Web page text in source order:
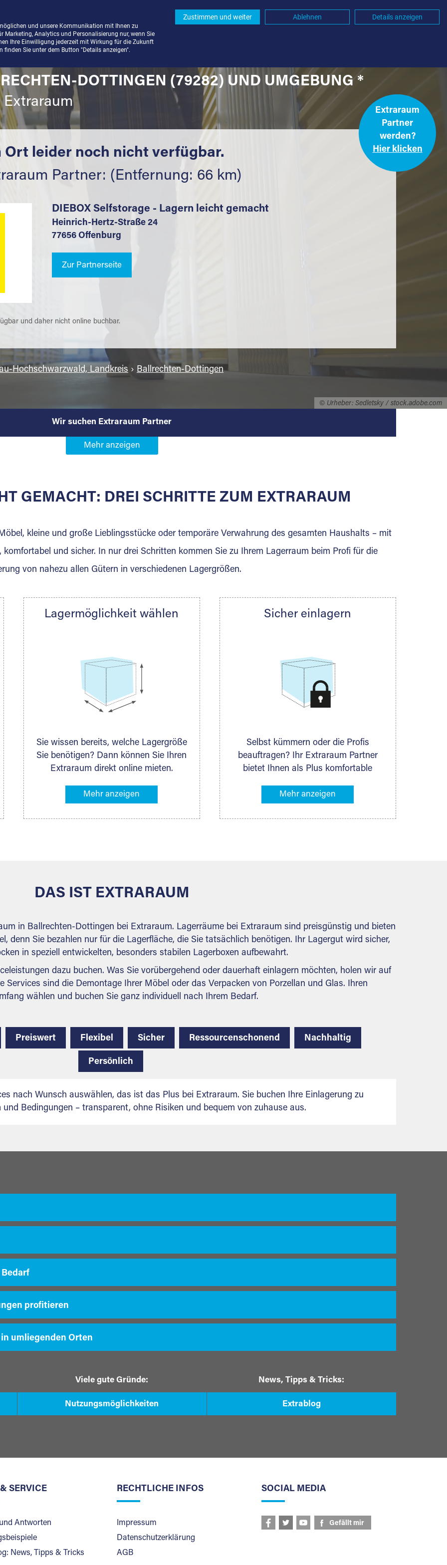
© Urheber: Sedletsky / stock.adobe.com
DOTTINGEN (79282) UND UMGEBUNG *
Extraraum
Partner
werden?
Hier klicken
Ort leider noch nicht verfügbar.
Partner: (Entfernung: 66 km)
DIEBOX Selfstorage - Lagern leicht gemacht
Heinrich-Hertz-Straße 24
77656 Offenburg
Zur Partnerseite
und daher nicht online buchbar.
Hochschwarzwald, Landkreis › Ballrechten-Dottingen
Wir suchen Extraraum Partner
Partner in
für die Einlagerung von Umzugsgut gebaut wurde? Werden Sie jetzt Extraraum Partner und
Ihre Nachricht.
GEMACHT: DREI SCHRITTE ZUM EXTRARAUM
kleine und große Lieblingsstücke oder temporäre Verwahrung des gesamten Haushalts – mit
und sicher. In nur drei Schritten kommen Sie zu Ihrem Lagerraum beim Profi für die
von nahezu allen Gütern in verschiedenen Lagergrößen.
Lagermöglichkeit wählen
Sie wissen bereits, welche Lagergröße
Sie benötigen? Dann können Sie Ihren
Extraraum direkt online mieten.
Lagerliste die entsprechenden
möchten – das Volumen wird sofort
weiteren Fragen, die Sie haben.
Sicher einlagern
Selbst kümmern oder die Profis
beauftragen? Ihr Extraraum Partner
bietet Ihnen als Plus komfortable
besonders bequem machen. Dazu
Lieferung von Packmaterial sowie
DAS IST EXTRARAUM
in Ballrechten-Dottingen bei Extraraum. Lagerräume bei Extraraum sind preisgünstig und bieten
denn Sie bezahlen nur für die Lagerfläche, die Sie tatsächlich benötigen. Ihr Lagergut wird sicher,
in speziell entwickelten, besonders stabilen Lagerboxen aufbewahrt.
dazu buchen. Was Sie vorübergehend oder dauerhaft einlagern möchten, holen wir auf
Services sind die Demontage Ihrer Möbel oder das Verpacken von Porzellan und Glas. Ihren
wählen und buchen Sie ganz individuell nach Ihrem Bedarf.
Preiswert Flexibel Sicher Ressourcenschonend Nachhaltig
Persönlich
nach Wunsch auswählen, das ist das Plus bei Extraraum. Sie buchen Ihre Einlagerung zu
und Bedingungen – transparent, ohne Risiken und bequem von zuhause aus.
Bedarf
profitieren
umliegenden Orten
Viele gute Gründe:
Nutzungsmöglichkeiten
News, Tipps & Tricks:
Extrablog
SERVICE
Antworten
News, Tipps & Tricks
RECHTLICHE INFOS
Impressum
Datenschutzerklärung
AGB
SOCIAL MEDIA
Gefällt mir
und unsere Kommunikation mit Ihnen zu
Marketing, Analytics und Personalisierung nur, wenn Sie
Ihre Einwilligung jederzeit mit Wirkung für die Zukunft
Sie unter dem Button "Details anzeigen".
Zustimmen und weiter Ablehnen Details anzeigen